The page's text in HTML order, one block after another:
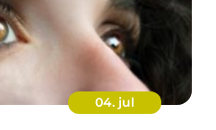
04. jul